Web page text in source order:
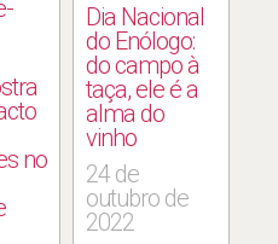
no
Dia Nacional
do Enólogo:
do campo à
taça, ele é a
alma do
vinho
24 de
outubro de
2022